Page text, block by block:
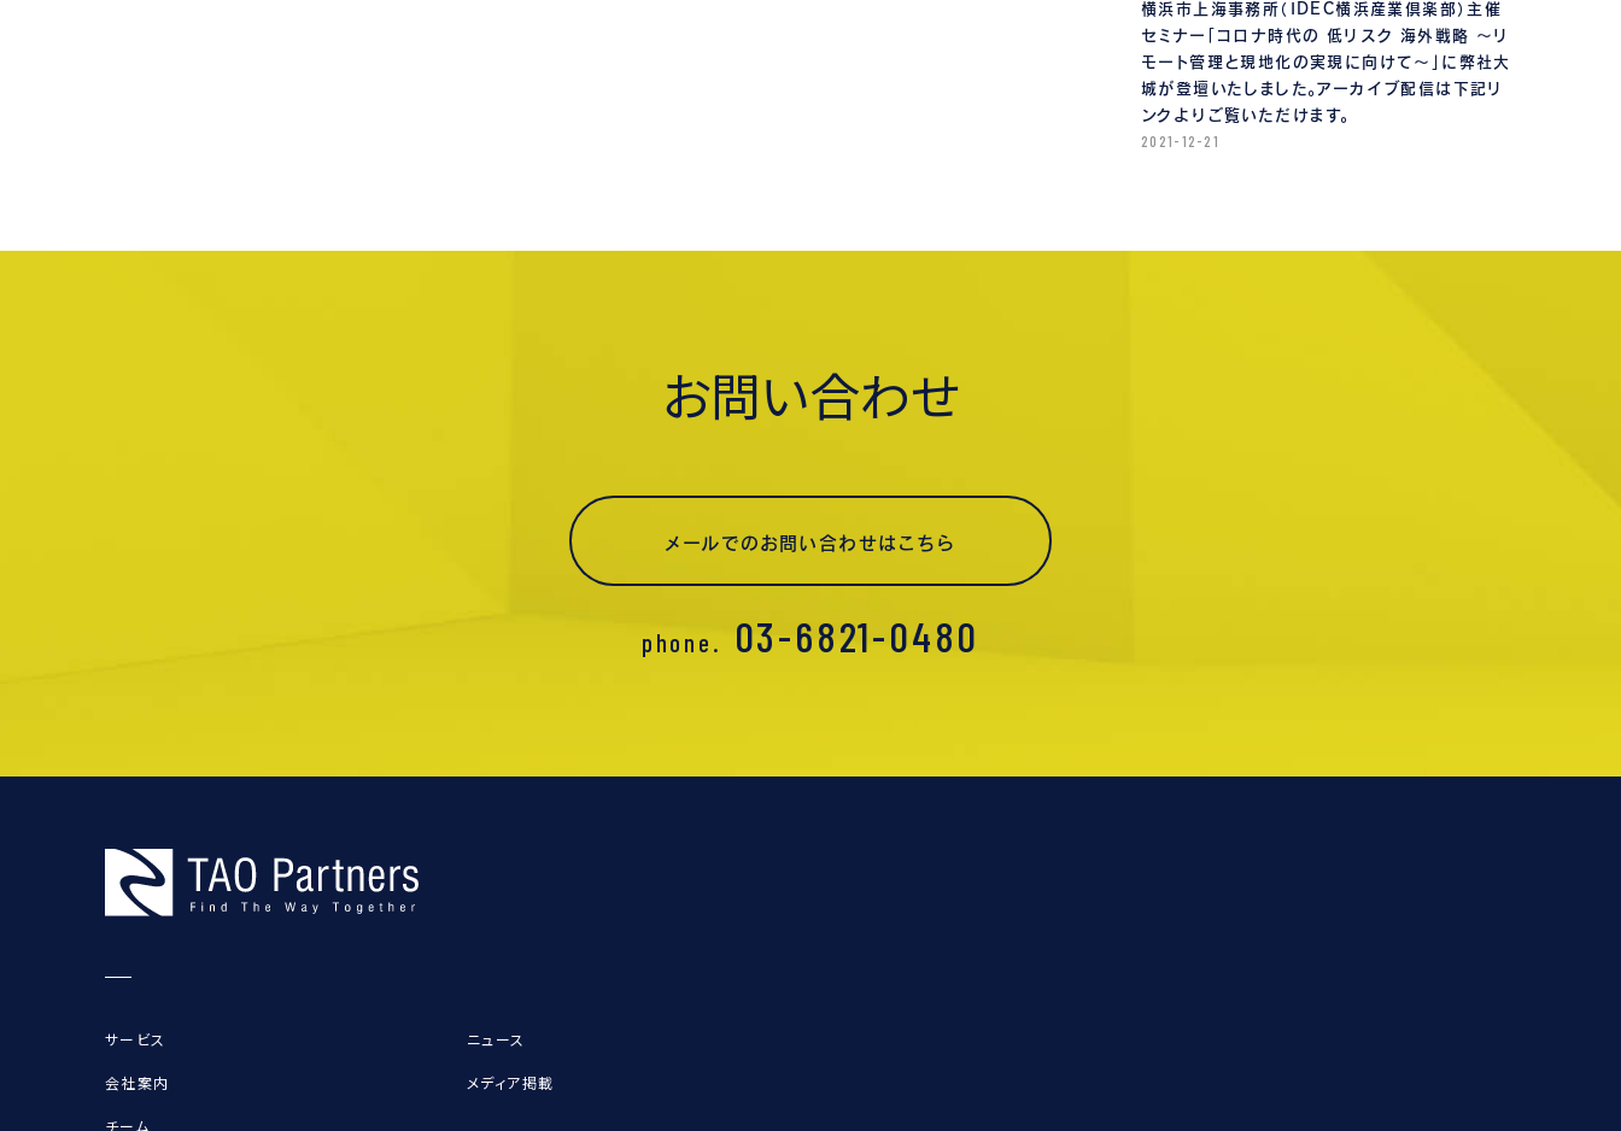
横浜市上海事務所（IDEC横浜産業倶楽部）主催
セミナー「コロナ時代の 低リスク 海外戦略 〜リ
モート管理と現地化の実現に向けて〜」に弊社大
城が登壇いたしました。アーカイブ配信は下記リ
ンクよりご覧いただけます。
2021-12-21
お問い合わせ
メールでのお問い合わせはこちら
phone. 03-6821-0480
サービス
会社案内
チーム
ニュース
メディア掲載